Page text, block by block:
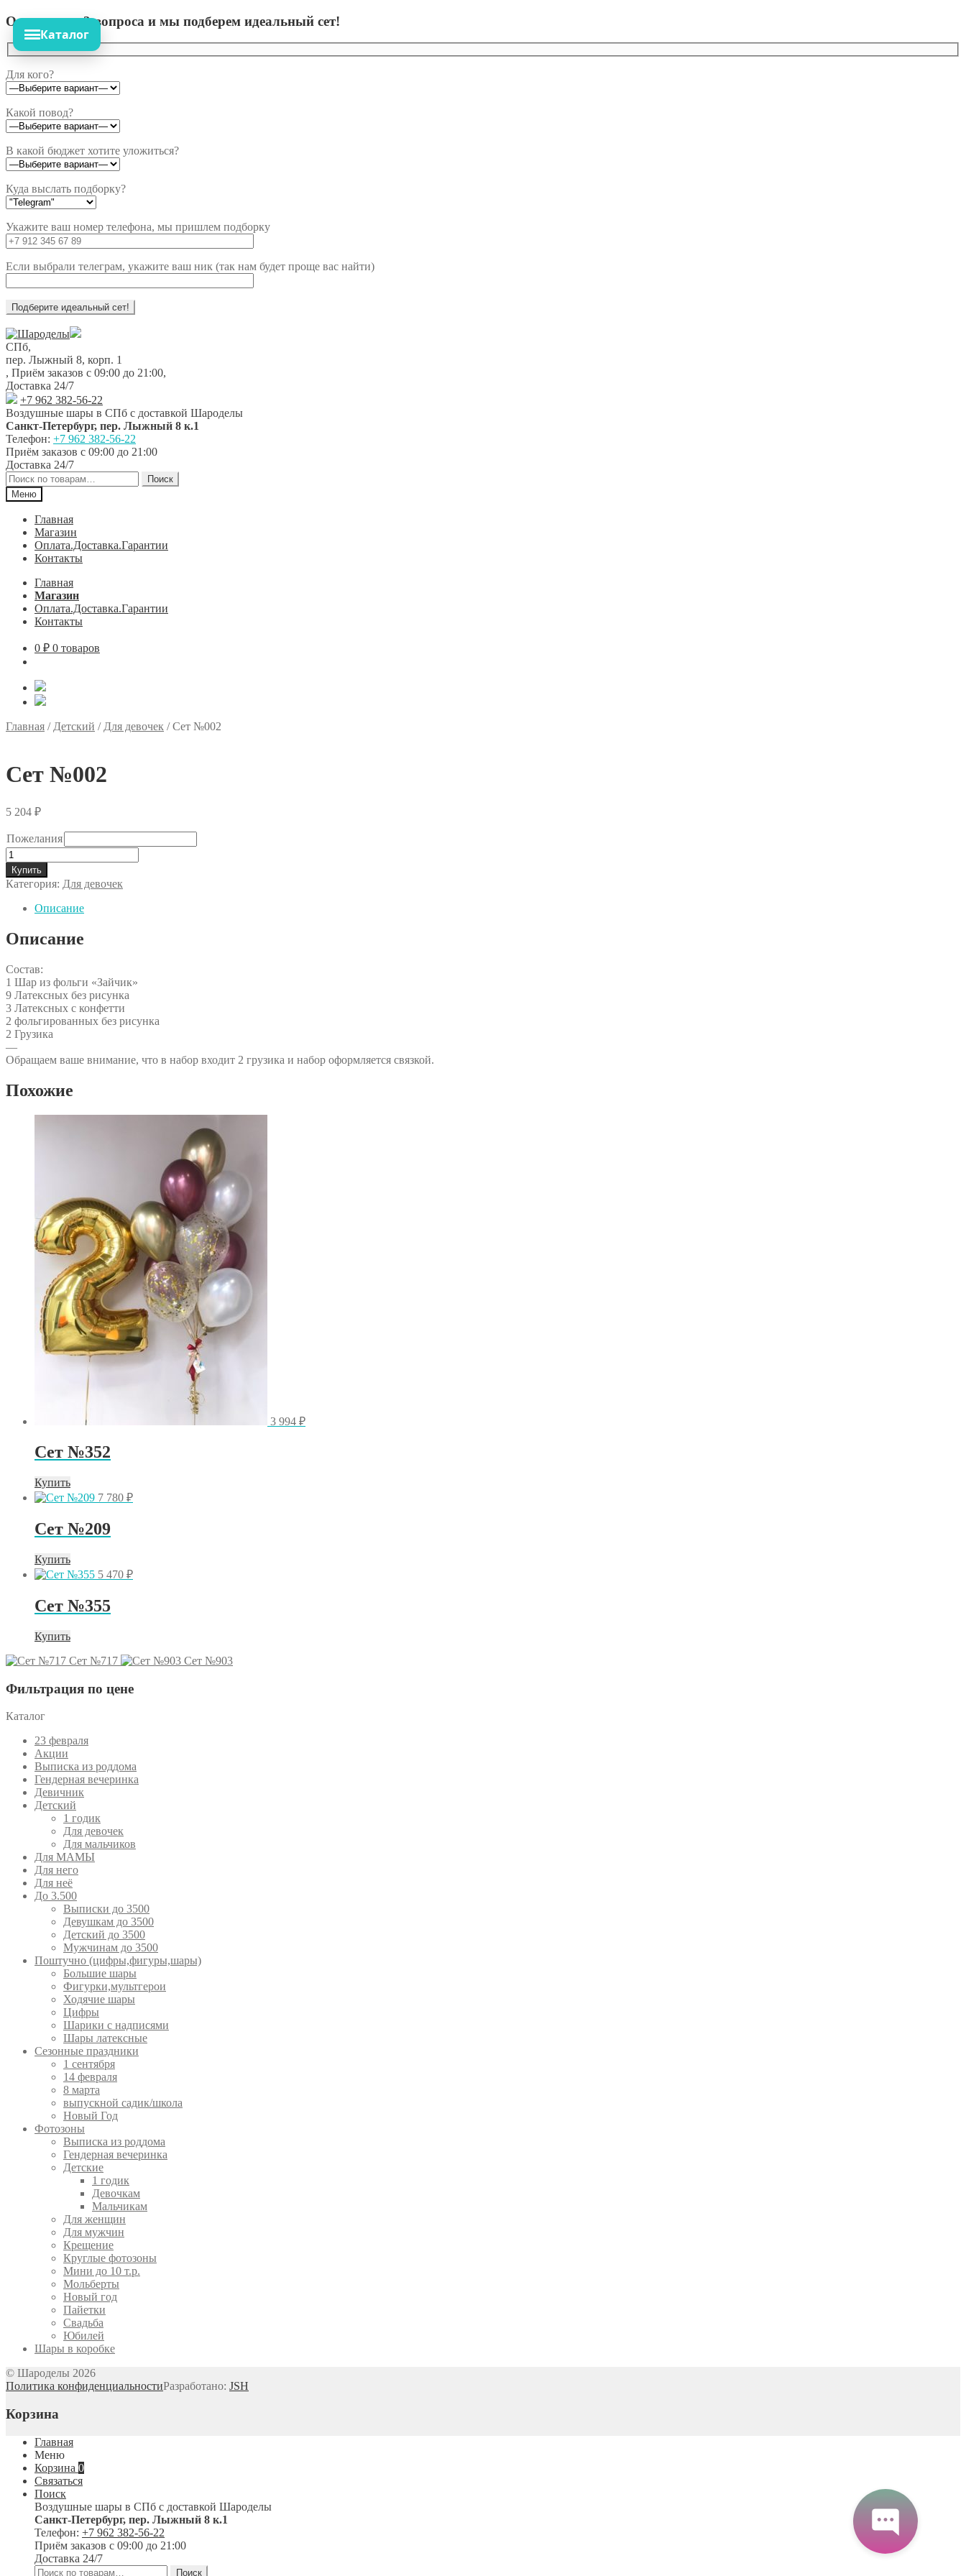
Ответьте на 3 вопроса и мы подберем идеальный сет!
Для кого?
Какой повод?
В какой бюджет хотите уложиться?
Куда выслать подборку?
Укажите ваш номер телефона, мы пришлем подборку
Если выбрали телеграм, укажите ваш ник (так нам будет проще вас найти)
Перейти
к
навигации
Перейти
к
содержимому
СПб,
пер. Лыжный 8, корп. 1
, Приём заказов с 09:00 до 21:00,
Доставка 24/7
+7 962 382-56-22
Воздушные шары в СПб с доставкой Шароделы
Санкт-Петербург, пер. Лыжный 8 к.1
Телефон: +7 962 382-56-22
Приём заказов с 09:00 до 21:00
Доставка 24/7
Искать:
Поиск
Меню
Главная
Магазин
Оплата.Доставка.Гарантии
Контакты
Главная
Магазин
Оплата.Доставка.Гарантии
Контакты
0 ₽ 0 товаров
Каталог
Главная / Детский / Для девочек /Сет №002
Сет №002
5 204 ₽
Пожелания
Количество
товара
Сет
№002
Купить
Категория: Для девочек
Описание
Описание
Состав:
1 Шар из фольги «Зайчик»
9 Латексных без рисунка
3 Латексных с конфетти
2 фольгированных без рисунка
2 Грузика
—
Обращаем ваше внимание, что в набор входит 2 грузика и набор оформляется связкой.
Похожие
3 994 ₽
Сет №352
Купить
7 780 ₽
Сет №209
Купить
5 470 ₽
Сет №355
Купить
Сет №717
Сет №903
Фильтрация по цене
Каталог
23 февраля
Акции
Выписка из роддома
Гендерная вечеринка
Девичник
Детский
1 годик
Для девочек
Для мальчиков
Для МАМЫ
Для него
Для неё
До 3.500
Выписки до 3500
Девушкам до 3500
Детский до 3500
Мужчинам до 3500
Поштучно (цифры,фигуры,шары)
Большие шары
Фигурки,мультгерои
Ходячие шары
Цифры
Шарики с надписями
Шары латексные
Сезонные праздники
1 сентября
14 февраля
8 марта
выпускной садик/школа
Новый Год
Фотозоны
Выписка из роддома
Гендерная вечеринка
Детские
1 годик
Девочкам
Мальчикам
Для женщин
Для мужчин
Крещение
Круглые фотозоны
Мини до 10 т.р.
Мольберты
Новый год
Пайетки
Свадьба
Юбилей
Шары в коробке
© Шароделы 2026
Политика конфиденциальностиРазработано: JSH
Корзина
Главная
Меню
Корзина 0
Связаться
Поиск
Воздушные шары в СПб с доставкой Шароделы
Санкт-Петербург, пер. Лыжный 8 к.1
Телефон: +7 962 382-56-22
Приём заказов с 09:00 до 21:00
Доставка 24/7
Искать:
Поиск